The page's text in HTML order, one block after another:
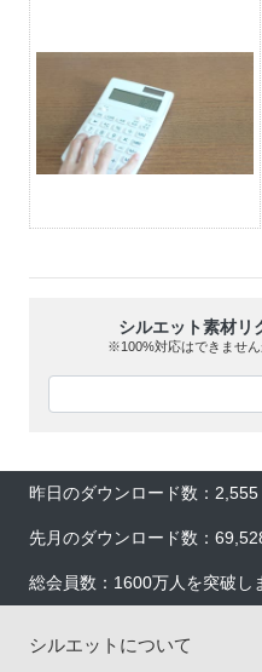
シルエット素材リ
※100%対応はできません
昨日のダウンロード数：2,555
先月のダウンロード数：
総会員数：1600万人を突破し
シルエットについて